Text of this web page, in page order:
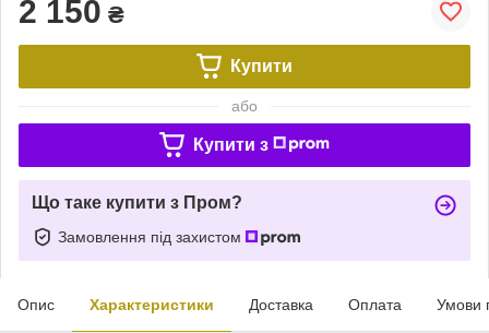
2 150 ₴
Купити
або
Купити з
Що таке купити з Пром?
Замовлення під захистом
Опис Характеристики Доставка Оплата Умови